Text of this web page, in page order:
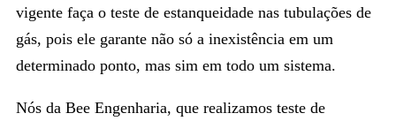
vigente faça o teste de estanqueidade nas tubulações de
gás, pois ele garante não só a inexistência em um
determinado ponto, mas sim em todo um sistema.
Nós da Bee Engenharia, que realizamos teste de